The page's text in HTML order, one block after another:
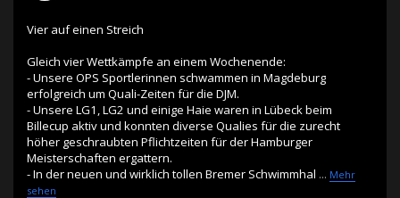
Vier auf einen Streich
Gleich vier Wettkämpfe an einem Wochenende:
- Unsere OPS Sportlerinnen schwammen in Magdeburg
erfolgreich um Quali-Zeiten für die DJM.
- Unsere LG1, LG2 und einige Haie waren in Lübeck beim
Billecup aktiv und konnten diverse Qualies für die zurecht
höher geschraubten Pflichtzeiten für der Hamburger
Meisterschaften ergattern.
- In der neuen und wirklich tollen Bremer Schwimmhal ... Mehr
sehen